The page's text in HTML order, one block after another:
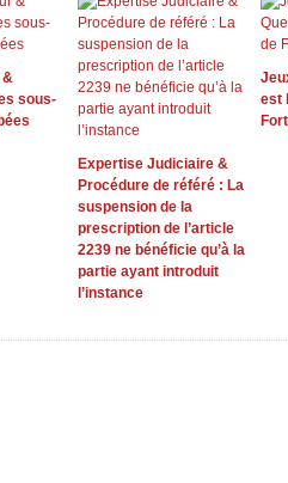
sous-
Expertise Judiciaire &
Procédure de référé : La
suspension de la
prescription de l’article
2239 ne bénéficie qu’à la
partie ayant introduit
l’instance
est